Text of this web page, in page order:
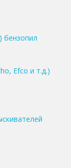
бензопил
Efco и т.д.)